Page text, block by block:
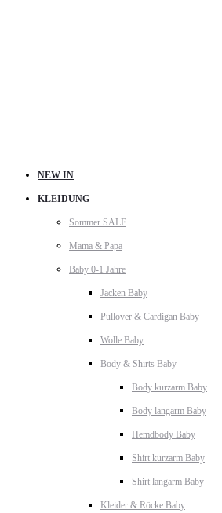
NEW IN
KLEIDUNG
Sommer SALE
Mama & Papa
Baby 0-1 Jahre
Jacken Baby
Pullover & Cardigan Baby
Wolle Baby
Body & Shirts Baby
Body kurzarm Baby
Body langarm Baby
Hemdbody Baby
Shirt kurzarm Baby
Shirt langarm Baby
Kleider & Röcke Baby